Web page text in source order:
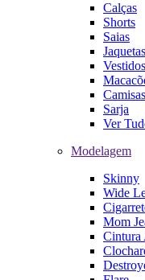
Calças
Shorts
Saias
Jaquetas
Vestidos
Camisas
Sarja
Ver
Modelagem
Skinny
Wide
Mom
Cintura